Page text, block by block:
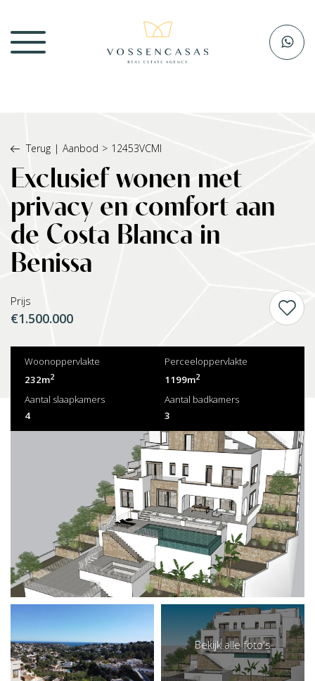
Terug | Aanbod > 12453VCMI
Exclusief wonen met
privacy en comfort aan
de Costa Blanca in
Benissa
Prijs
€1.500.000
Woonoppervlakte
232m2
Perceeloppervlakte
1199m2
Aantal slaapkamers
4
Aantal badkamers
3
Bekijk alle foto's